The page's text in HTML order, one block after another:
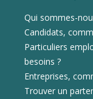
Qui sommes-
Candidats,
Particuliers
besoins ?
Entreprises,
Trouver un